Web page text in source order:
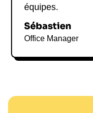
équipes.
Sébastien
Office Manager